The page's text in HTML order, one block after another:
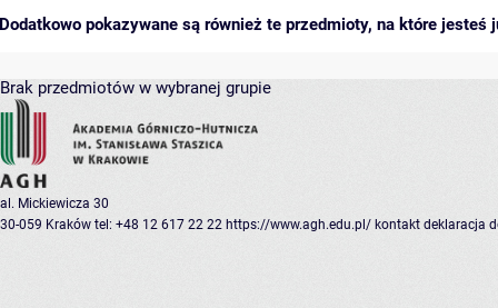
Dodatkowo pokazywane są również te przedmioty, na które jesteś
Brak przedmiotów w wybranej grupie
al. Mickiewicza 30
30-059 Kraków tel: +48 12 617 22 22 https://www.agh.edu.pl/ kontakt deklaracja